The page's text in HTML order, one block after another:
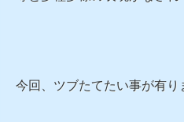
今回、ツブたてたい事が有り